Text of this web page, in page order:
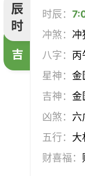
辰
时
吉
时辰：
冲煞：
八字： 丙
星神：金
吉神：金
凶煞： 六
五行： 大
财喜福：